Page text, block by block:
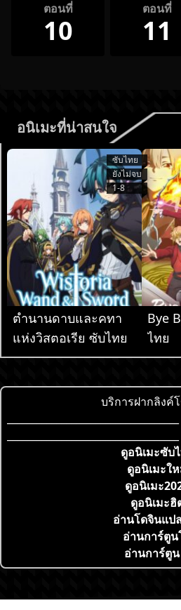
ตอนที่
10
ตอนที่
11
อนิเมะที่น่าสนใจ
ซับไทย
ยังไม่จบ
1-8
ตำนานดาบและคทา
แห่งวิสตอเรีย ซับไทย
Bye
ไทย
บริการฝากลิงค์
ดูอนิเมะซับ
ดูอนิเมะใ
ดูอนิเมะ
ดูอนิเมะฮิ
อ่านโดจินแป
อ่านการ์ตูน
อ่านการ์ตู